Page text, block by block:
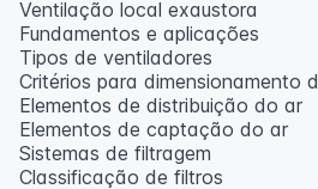
Ventilação local exaustora
Fundamentos e aplicações
Tipos de ventiladores
Critérios para dimensionamento
Elementos de distribuição do ar
Elementos de captação do ar
Sistemas de filtragem
Classificação de filtros